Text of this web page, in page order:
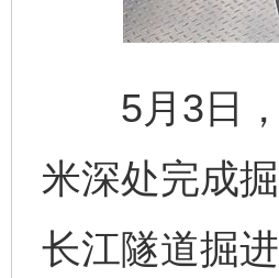
5月3日，
米深处完成
长江隧道掘